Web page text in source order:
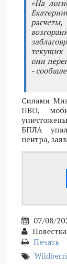
«На
текущих
они
-
Силами
ПВО,
БПЛА
центра,
07/08/
Печать